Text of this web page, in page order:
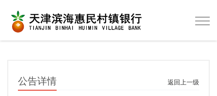
公告详情 返回上一级